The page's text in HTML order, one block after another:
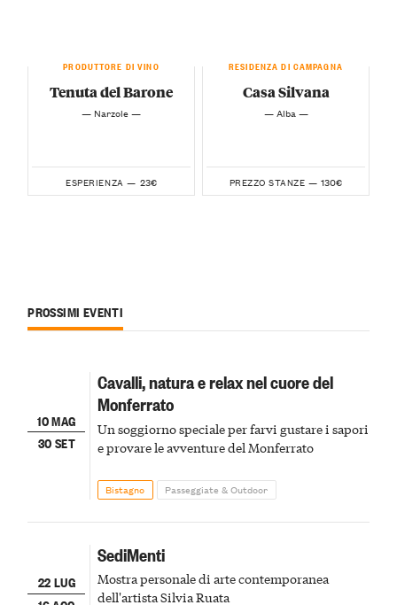
PRODUTTORE DI VINO
Tenuta del Barone
— Narzole —
ESPERIENZA — 23€
RESIDENZA DI CAMPAGNA
Casa Silvana
— Alba —
PREZZO STANZE — 130€
PROSSIMI EVENTI
10 MAG
30 SET
Cavalli, natura e relax nel cuore del
Monferrato
Un soggiorno speciale per farvi gustare i sapori
e provare le avventure del Monferrato
Bistagno Passeggiate & Outdoor
22 LUG
SediMenti
Mostra personale di arte contemporanea
dell'artista Silvia Ruata